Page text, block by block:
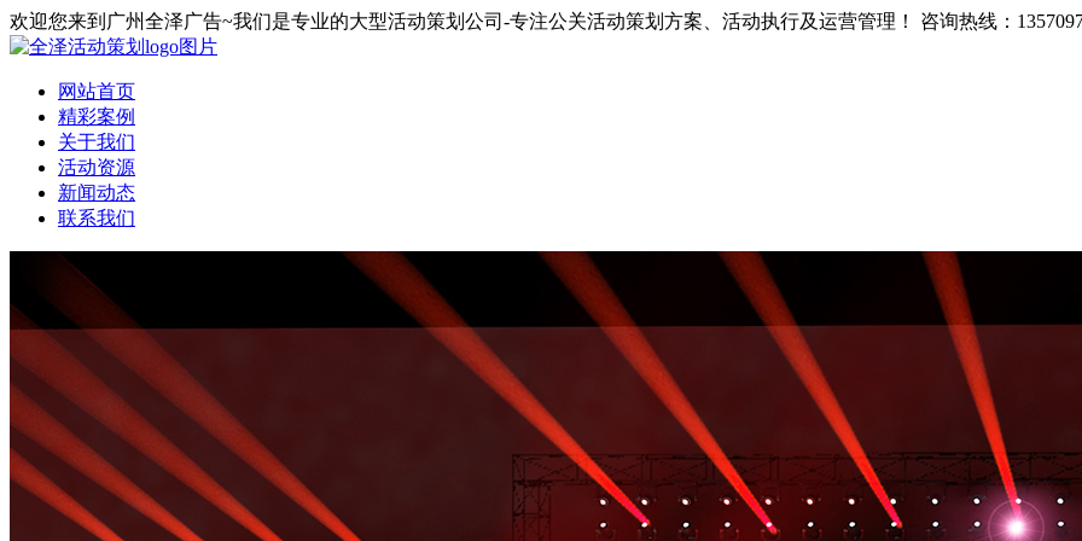
欢迎您来到广州全泽广告~我们是专业的大型活动策划公司-专注公关活动策划方案、活动执行及运营管理！ 咨询热线：
网站首页
精彩案例
关于我们
活动资源
新闻动态
联系我们